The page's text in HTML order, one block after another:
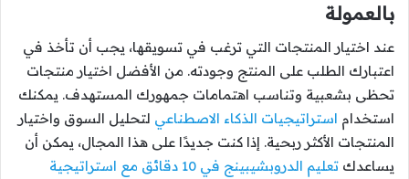
بالعمولة
عند اختيار المنتجات التي ترغب في تسويقها، يجب أن تأخذ في
اعتبارك الطلب على المنتج وجودته. من الأفضل اختيار منتجات
تحظى بشعبية وتناسب اهتمامات جمهورك المستهدف. يمكنك
استخدام استراتيجيات الذكاء الاصطناعي لتحليل السوق واختيار
المنتجات الأكثر ربحية. إذا كنت جديدًا على هذا المجال، يمكن أن
يساعدك
تعليم الدروبشيبينج في 10 دقائق مع استراتيجية